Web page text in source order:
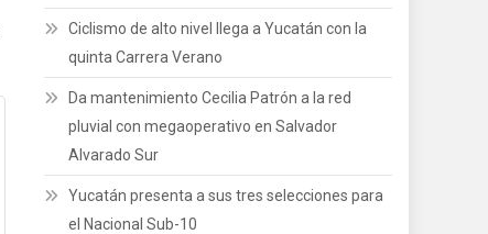
Ciclismo de alto nivel llega a Yucatán con la
quinta Carrera Verano
Da mantenimiento Cecilia Patrón a la red
pluvial con megaoperativo en Salvador
Alvarado Sur
Yucatán presenta a sus tres selecciones para
el Nacional Sub-10